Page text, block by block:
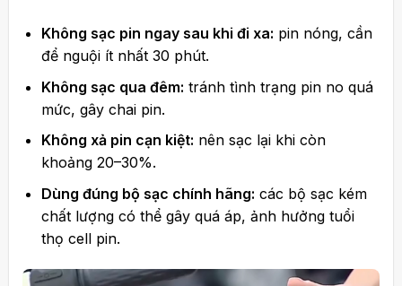
Không sạc pin ngay sau khi đi xa: pin nóng, cần
để nguội ít nhất 30 phút.
Không sạc qua đêm: tránh tình trạng pin no quá
mức, gây chai pin.
Không xả pin cạn kiệt: nên sạc lại khi còn
khoảng 20–30%.
Dùng đúng bộ sạc chính hãng: các bộ sạc kém
chất lượng có thể gây quá áp, ảnh hưởng tuổi
thọ cell pin.